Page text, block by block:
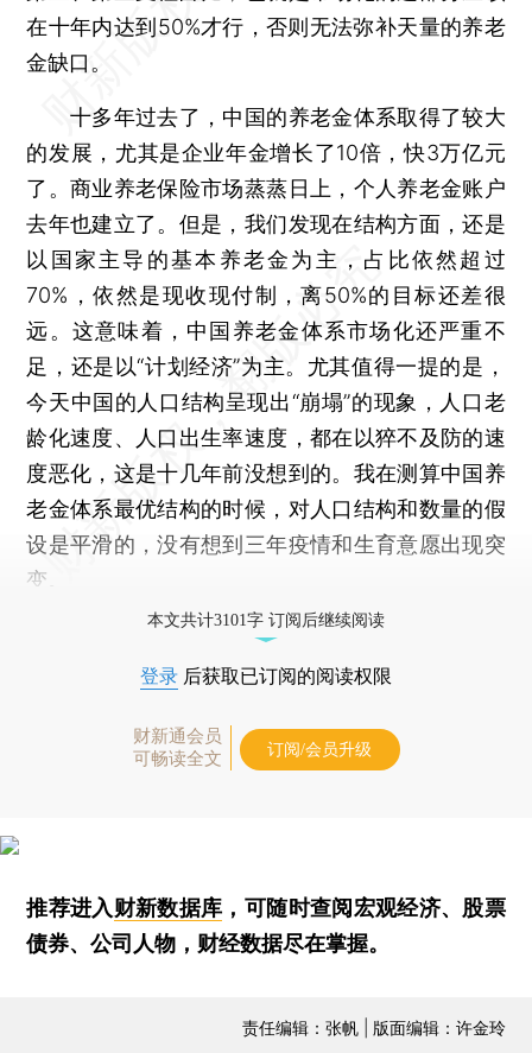
在十年内达到50%才行，否则无法弥补天量的养老
金缺口。
十多年过去了，中国的养老金体系取得了较大
的发展，尤其是企业年金增长了10倍，快3万亿元
了。商业养老保险市场蒸蒸日上，个人养老金账户
去年也建立了。但是，我们发现在结构方面，还是
以国家主导的基本养老金为主，占比依然超过
70%，依然是现收现付制，离50%的目标还差很
远。这意味着，中国养老金体系市场化还严重不
足，还是以“计划经济”为主。尤其值得一提的是，
今天中国的人口结构呈现出“崩塌”的现象，人口老
龄化速度、人口出生率速度，都在以猝不及防的速
度恶化，这是十几年前没想到的。我在测算中国养
老金体系最优结构的时候，对人口结构和数量的假
设是平滑的，没有想到三年疫情和生育意愿出现突
变。
本文共计3101字 订阅后继续阅读
登录 后获取已订阅的阅读权限
财新通会员
可畅读全文
订阅/会员升级
推荐进入财新数据库 ，可随时查阅宏观经济、股票
债券、公司人物，财经数据尽在掌握。
责任编辑：张帆 | 版面编辑：许金玲